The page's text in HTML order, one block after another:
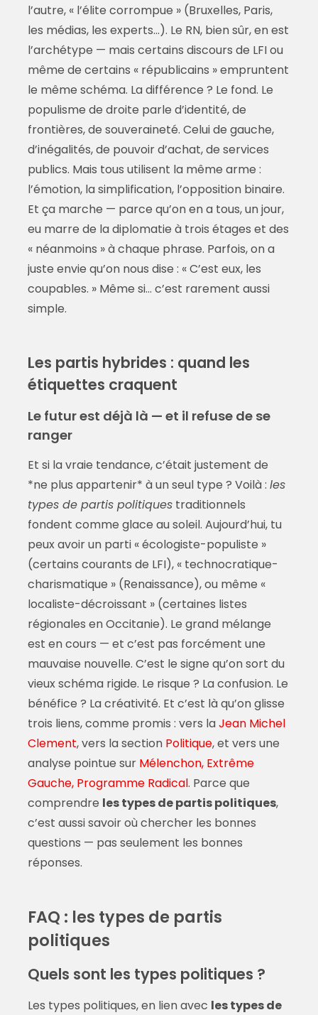
l’autre, « l’élite corrompue » (Bruxelles, Paris,
les médias, les experts…). Le RN, bien sûr, en est
l’archétype — mais certains discours de LFI ou
même de certains « républicains » empruntent
le même schéma. La différence ? Le fond. Le
populisme de droite parle d’identité, de
frontières, de souveraineté. Celui de gauche,
d’inégalités, de pouvoir d’achat, de services
publics. Mais tous utilisent la même arme :
l’émotion, la simplification, l’opposition binaire.
Et ça marche — parce qu’on en a tous, un jour,
eu marre de la diplomatie à trois étages et des
« néanmoins » à chaque phrase. Parfois, on a
juste envie qu’on nous dise : « C’est eux, les
coupables. » Même si… c’est rarement aussi
simple.
Les partis hybrides : quand les
étiquettes craquent
Le futur est déjà là — et il refuse de se
ranger
Et si la vraie tendance, c’était justement de
*ne plus appartenir* à un seul type ? Voilà : les
types de partis politiquestraditionnels
fondent comme glace au soleil. Aujourd’hui, tu
peux avoir un parti « écologiste-populiste »
(certains courants de LFI), « technocratique-
charismatique » (Renaissance), ou même «
localiste-décroissant » (certaines listes
régionales en Occitanie). Le grand mélange
est en cours — et c’est pas forcément une
mauvaise nouvelle. C’est le signe qu’on sort du
vieux schéma rigide. Le risque ? La confusion. Le
bénéfice ? La créativité. Et c’est là qu’on glisse
trois liens, comme promis : vers laJean Michel
Clement, vers la section Politique, et vers une
analyse pointue sur Mélenchon, Extrême
Gauche, Programme Radical. Parce que
comprendre les types de partis politiques,
c’est aussi savoir où chercher les bonnes
questions — pas seulement les bonnes
réponses.
FAQ : les types de partis
politiques
Quels sont les types politiques ?
Les types politiques, en lien avec les types de